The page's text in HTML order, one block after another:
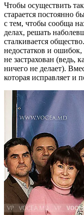
Чтобы осуществить
старается пос­тоянно
с тем, чтобы сообща
делах, решать
сталкивается
недостатков и
не застра­хован (ведь,
ничего не делает).
которая исправляет и